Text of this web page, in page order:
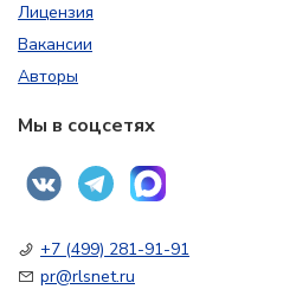
Лицензия
Вакансии
Авторы
Мы в соцсетях
+7 (499) 281-91-91
pr@rlsnet.ru